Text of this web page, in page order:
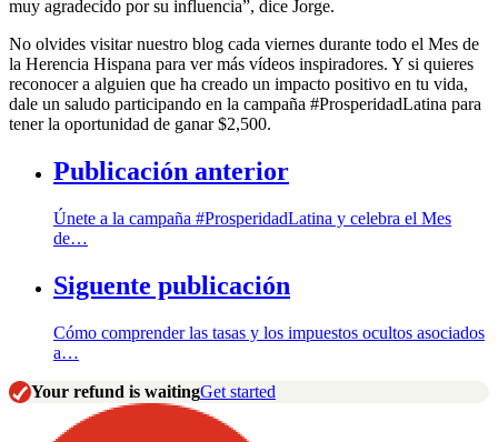
muy agradecido por su influencia”, dice Jorge.
No olvides visitar nuestro blog cada viernes durante todo el Mes de
la Herencia Hispana para ver más vídeos inspiradores. Y si quieres
reconocer a alguien que ha creado un impacto positivo en tu vida,
dale un saludo participando en la campaña #ProsperidadLatina para
tener la oportunidad de ganar $2,500.
Publicación anterior
Únete a la campaña #ProsperidadLatina y celebra el Mes
de…
Siguente publicación
Cómo comprender las tasas y los impuestos ocultos asociados
a…
Your refund is waitingGet started